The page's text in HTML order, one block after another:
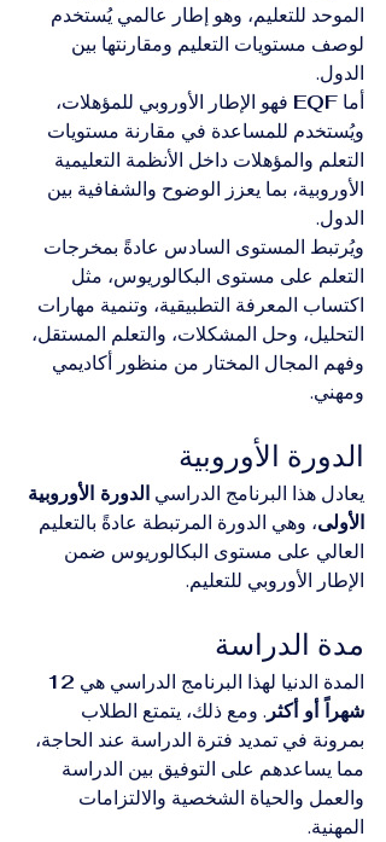
الموحد للتعليم، وهو إطار عالمي يُستخدم
لوصف مستويات التعليم ومقارنتها بين
الدول.
أما EQF فهو الإطار الأوروبي للمؤهلات،
ويُستخدم للمساعدة في مقارنة مستويات
التعلم والمؤهلات داخل الأنظمة التعليمية
الأوروبية، بما يعزز الوضوح والشفافية بين
الدول.
ويُرتبط المستوى السادس عادةً بمخرجات
التعلم على مستوى البكالوريوس، مثل
اكتساب المعرفة التطبيقية، وتنمية مهارات
التحليل، وحل المشكلات، والتعلم المستقل،
وفهم المجال المختار من منظور أكاديمي
ومهني.
الدورة الأوروبية
يعادل هذا البرنامج الدراسي الدورة الأوروبية
الأولى، وهي الدورة المرتبطة عادةً بالتعليم
العالي على مستوى البكالوريوس ضمن
الإطار الأوروبي للتعليم.
مدة الدراسة
المدة الدنيا لهذا البرنامج الدراسي هي
شهراً أو أكثر . ومع ذلك، يتمتع الطلاب
بمرونة في تمديد فترة الدراسة عند الحاجة،
مما يساعدهم على التوفيق بين الدراسة
والعمل والحياة الشخصية والالتزامات
المهنية.